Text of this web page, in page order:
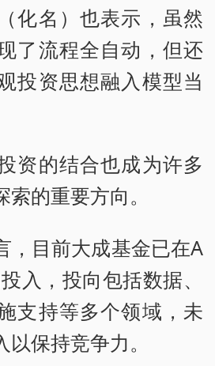
化名）也表示，虽然
了流程全自动，但还
投资思想融入模型当
的结合也成为许多
的重要方向。
目前大成基金已在A
入，投向包括数据、
支持等多个领域，未
保持竞争力。